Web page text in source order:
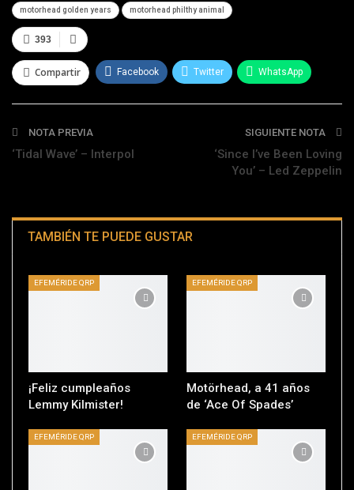
motorhead golden years motorhead philthy animal
393
Compartir Facebook Twitter WhatsApp
Telegram
NOTA PREVIA
‘Tidal Wave’ – Interpol
SIGUIENTE NOTA
‘Since I’ve Been Loving
You’ – Led Zeppelin
TAMBIÉN TE PUEDE GUSTAR
EFEMÉRIDE QRP
¡Feliz cumpleaños
Lemmy Kilmister!
EFEMÉRIDE QRP
Motörhead, a 41 años
de ‘Ace Of Spades’
EFEMÉRIDE QRP EFEMÉRIDE QRP